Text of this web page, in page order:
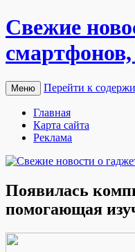
Свежие
Меню Перейти к
Главная
Карта сайта
Реклама
Появилась
помогающая